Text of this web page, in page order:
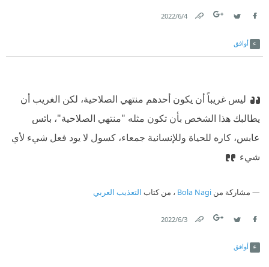
4‏/6‏/2022
أوافق
ليس غريباً أن يكون أحدهم منتهي الصلاحية، لكن الغريب أن
يطالبك هذا الشخص بأن تكون مثله "منتهي الصلاحية"، بائس
عابس، كاره للحياة وللإنسانية جمعاء، كسول لا يود فعل شيء لأي
شيء
مشاركة من Bola Nagi ، من كتاب التعذيب العربي
3‏/6‏/2022
أوافق